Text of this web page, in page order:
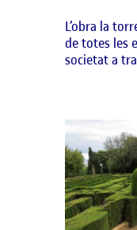
L’obra la
de totes les
societat a